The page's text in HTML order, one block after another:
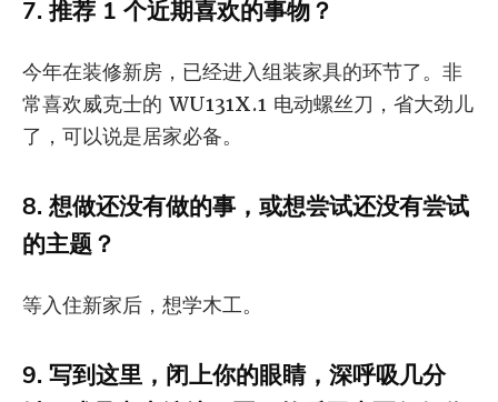
7. 推荐 1 个近期喜欢的事物？
今年在装修新房，已经进入组装家具的环节了。非
常喜欢威克士的 WU131X.1 电动螺丝刀，省大劲儿
了，可以说是居家必备。
8. 想做还没有做的事，或想尝试还没有尝试
的主题？
等入住新家后，想学木工。
9. 写到这里，闭上你的眼睛，深呼吸几分